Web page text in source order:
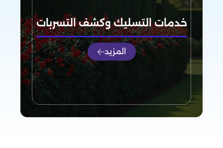
خدمات التسليك وكشف التسربات
المزيد